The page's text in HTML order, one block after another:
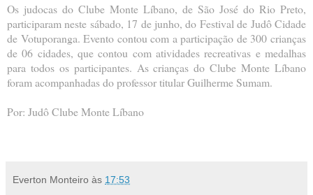
Os judocas do Clube Monte Líbano, de São José do Rio Preto,
participaram neste sábado, 17 de junho, do Festival de Judô Cidade
de Votuporanga. Evento contou com a participação de 300 crianças
de 06 cidades, que contou com atividades recreativas e medalhas
para todos os participantes. As crianças do Clube Monte Líbano
foram acompanhadas do professor titular Guilherme Sumam.
Por: Judô Clube Monte Líbano
Everton Monteiro às 17:53